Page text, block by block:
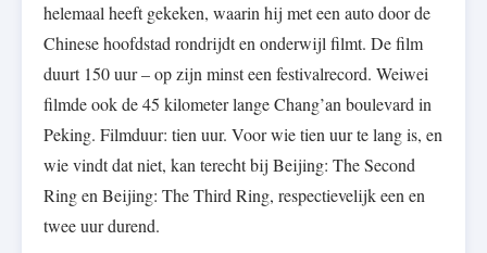
helemaal heeft gekeken, waarin hij met een auto door de
Chinese hoofdstad rondrijdt en onderwijl filmt. De film
duurt 150 uur – op zijn minst een festivalrecord. Weiwei
filmde ook de 45 kilometer lange Chang’an boulevard in
Peking. Filmduur: tien uur. Voor wie tien uur te lang is, en
wie vindt dat niet, kan terecht bij Beijing: The Second
Ring en Beijing: The Third Ring, respectievelijk een en
twee uur durend.